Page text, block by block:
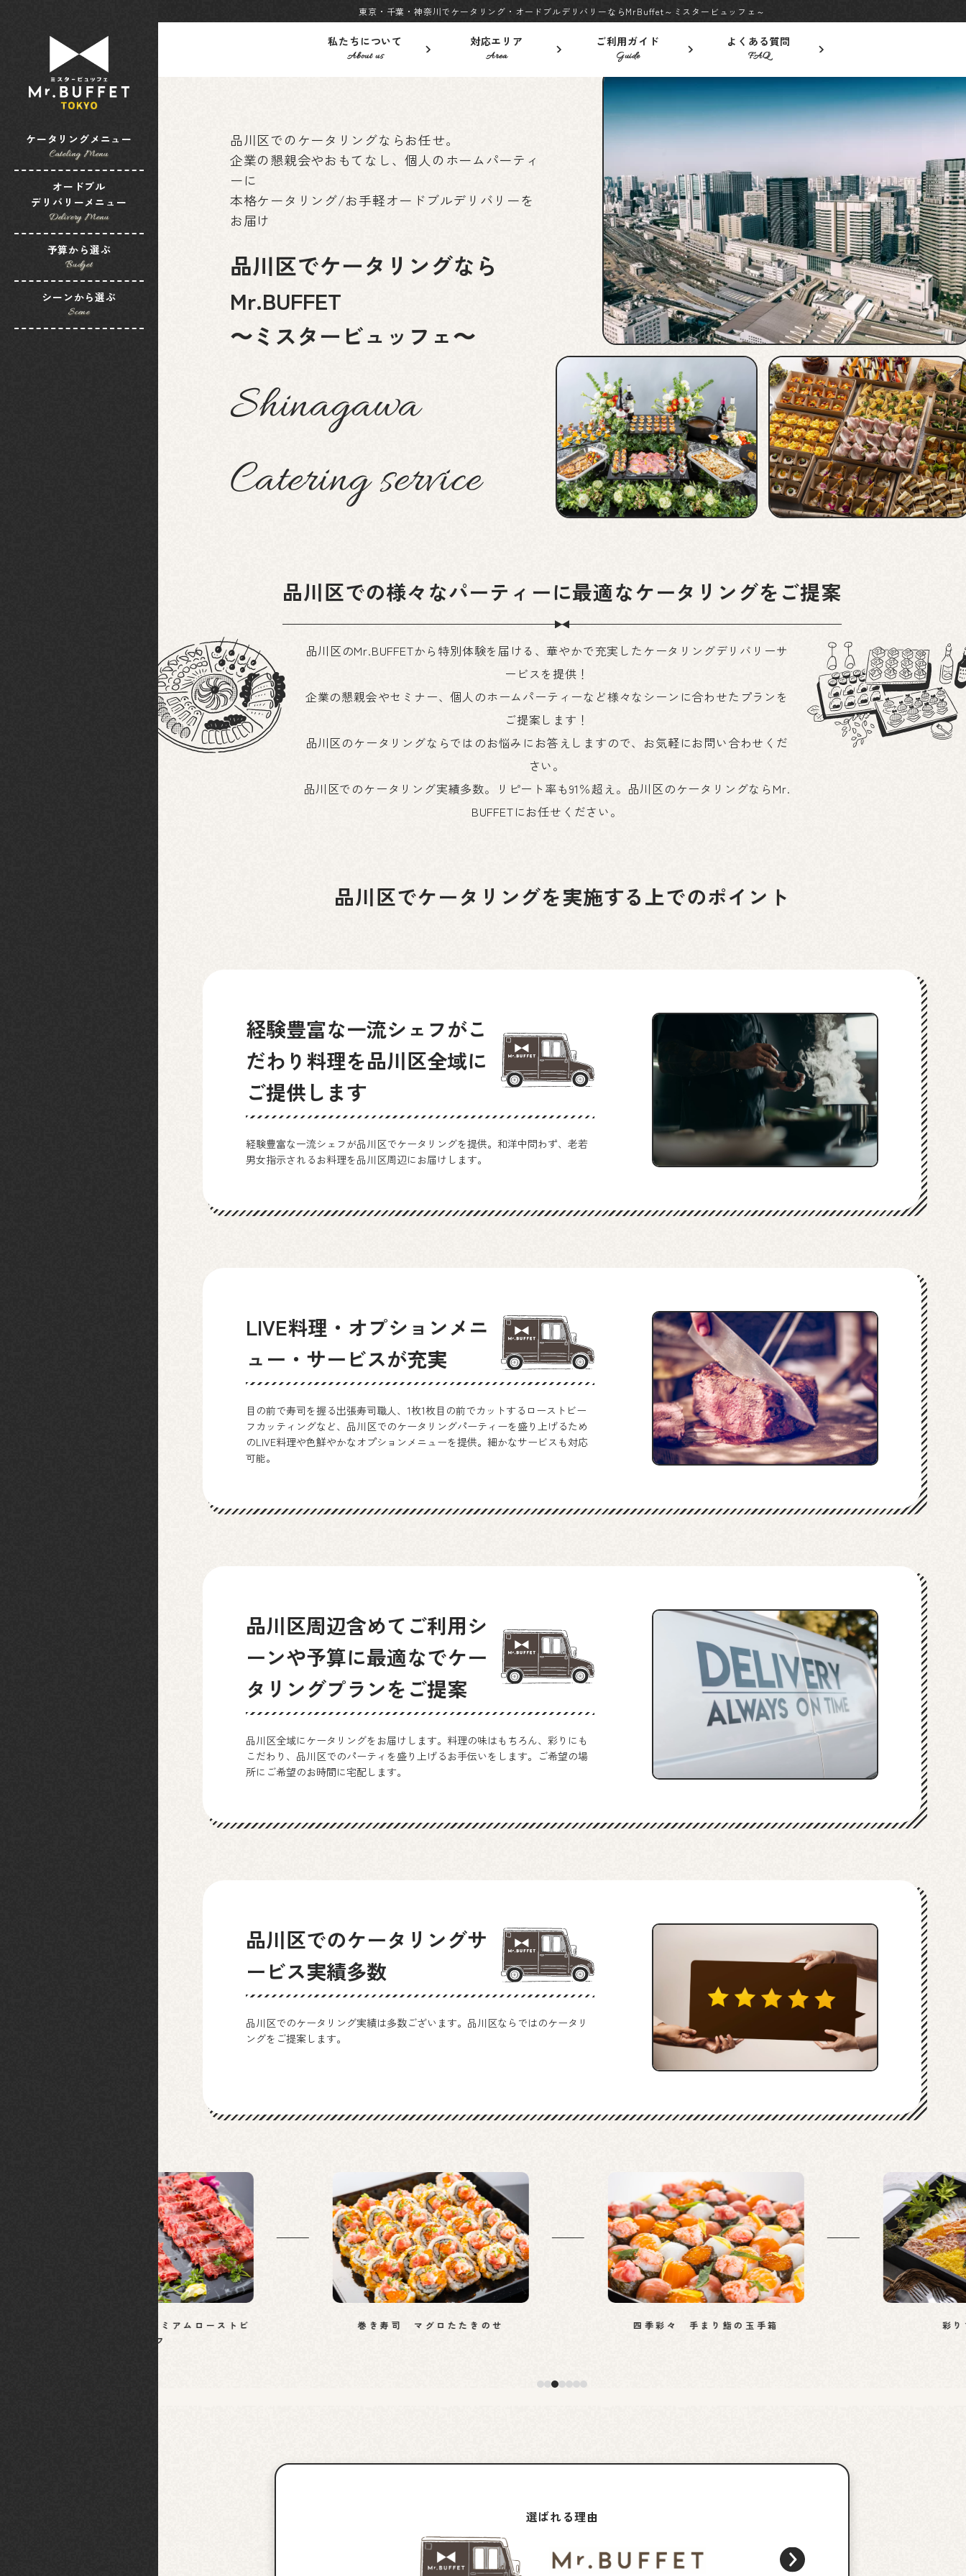
東京・千葉・神奈川でケータリング・オードブルデリバリーならMrBuffet～ミスタービュッフェ～
私たちについて
About us
対応エリア
Area
ご利用ガイド
Guide
よくある質問
FAQ
ケータリングメニュー
Cateling Menu
オードブル
デリバリーメニュー
Delivery Menu
予算から選ぶ
Budget
シーンから選ぶ
Scene
品川区でのケータリングならお任せ。
企業の懇親会やおもてなし、個人のホームパーティ
ーに
本格ケータリング/お手軽オードブルデリバリーを
お届け
品川区でケータリングなら
Mr.BUFFET
〜ミスタービュッフェ〜
Shinagawa
Catering service
品川区での様々なパーティーに最適なケータリングをご提案
品川区のMr.BUFFETから特別体験を届ける、華やかで充実したケータリングデリバリーサ
ービスを提供！
企業の懇親会やセミナー、個人のホームパーティーなど様々なシーンに合わせたプランを
ご提案します！
品川区のケータリングならではのお悩みにお答えしますので、お気軽にお問い合わせくだ
さい。
品川区でのケータリング実績多数。リピート率も91％超え。品川区のケータリングならMr.
BUFFETにお任せください。
品川区でケータリングを実施する上でのポイント
経験豊富な一流シェフがこ
だわり料理を品川区全域に
ご提供します
経験豊富な一流シェフが品川区でケータリングを提供。和洋中問わず、老若
男女指示されるお料理を品川区周辺にお届けします。
LIVE料理・オプションメニ
ュー・サービスが充実
目の前で寿司を握る出張寿司職人、1枚1枚目の前でカットするローストビー
フカッティングなど、品川区でのケータリングパーティーを盛り上げるため
のLIVE料理や色鮮やかなオプションメニューを提供。細かなサービスも対応
可能。
品川区周辺含めてご利用シ
ーンや予算に最適なでケー
タリングプランをご提案
品川区全域にケータリングをお届けします。料理の味はもちろん、彩りにも
こだわり、品川区でのパーティを盛り上げるお手伝いをします。ご希望の場
所にご希望のお時間に宅配します。
品川区でのケータリングサ
ービス実績多数
品川区でのケータリング実績は多数ございます。品川区ならではのケータリ
ングをご提案します。
とろける口どけプレミアムローストビ
ーフ
巻き寿司 マグロたたきのせ 四季彩々 手まり鮨の玉手箱 彩り
選ばれる理由